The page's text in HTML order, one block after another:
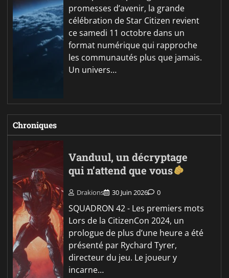
promesses d’avenir, la grande
célébration de Star Citizen revient
ce samedi 11 octobre dans un
format numérique qui rapproche
les communautés plus que jamais.
Un univers…
Chroniques
Vanduul, un décryptage
qui n’attend que vous
Drakions 30 Juin 2026 0
SQUADRON 42 - Les premiers mots
Lors de la CitizenCon 2024, un
prologue de plus d’une heure a été
présenté par Rychard Tyrer,
directeur du jeu. Le joueur y
incarne…